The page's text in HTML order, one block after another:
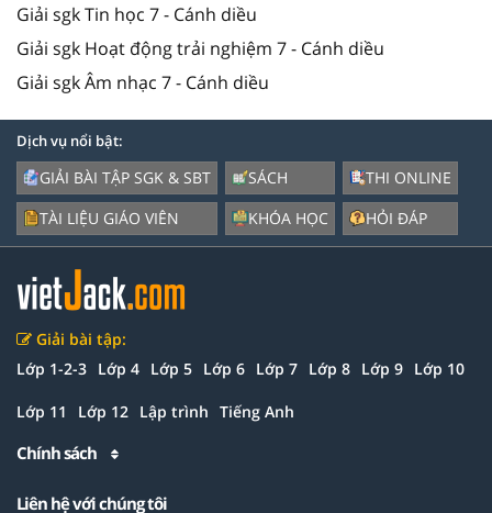
Giải sgk Tin học 7 - Cánh diều
Giải sgk Hoạt động trải nghiệm 7 - Cánh diều
Giải sgk Âm nhạc 7 - Cánh diều
Dịch vụ nổi bật:
GIẢI BÀI TẬP SGK & SBT
TÀI LIỆU GIÁO VIÊN
SÁCH
KHÓA HỌC
THI ONLINE
HỎI ĐÁP
Giải bài tập:
Lớp 1-2-3 Lớp 4 Lớp 5 Lớp 6 Lớp 7 Lớp 8 Lớp 9 Lớp 10
Lớp 11 Lớp 12 Lập trình Tiếng Anh
Chính sách
Liên hệ với chúng tôi